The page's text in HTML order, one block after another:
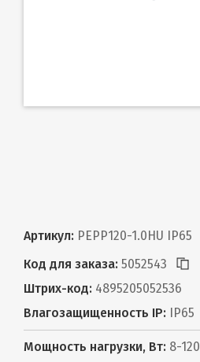
Артикул: PEPP120-1.0HU IP65
Код для заказа: 5052543
Штрих-код: 4895205052536
Влагозащищенность IP: IP65
Мощность нагрузки, Вт: 8-120